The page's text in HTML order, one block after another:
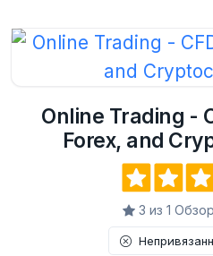
Online Trading -
Forex, and
3 из 1